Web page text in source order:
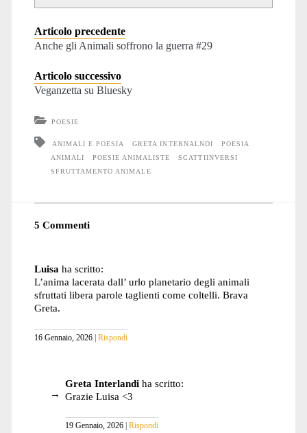
Articolo precedente
Anche gli Animali soffrono la guerra #29
Articolo successivo
Veganzetta su Bluesky
POESIE
ANIMALI E POESIA GRETA INTERNALNDI
POESIA
ANIMALI
POESIE ANIMALISTE
SCATTIINVERSI
SFRUTTAMENTO ANIMALE
5 Commenti
Luisa ha scritto:
L’anima lacerata dall’ urlo planetario degli animali
sfruttati libera parole taglienti come coltelli. Brava
Greta.
16 Gennaio, 2026 Rispondi
Greta Interlandi ha scritto:
Grazie Luisa <3
19 Gennaio, 2026 Rispondi